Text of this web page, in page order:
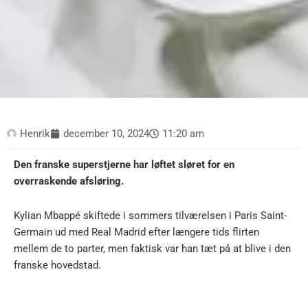
Henrik december 10, 2024 11:20 am
Den franske superstjerne har løftet sløret for en
overraskende afsløring.
Kylian Mbappé skiftede i sommers tilværelsen i Paris Saint-
Germain ud med Real Madrid efter længere tids flirten
mellem de to parter, men faktisk var han tæt på at blive i den
franske hovedstad.